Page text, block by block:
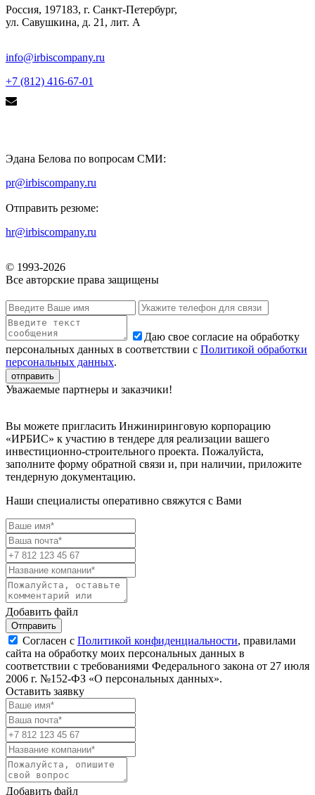
Россия, 197183, г. Санкт-Петербург,
ул. Савушкина, д. 21, лит. А
info@irbiscompany.ru
+7 (812) 416-67-01
Эдана Белова по вопросам СМИ:
pr@irbiscompany.ru
Отправить резюме:
hr@irbiscompany.ru
© 1993-2026
Все авторские права защищены
Даю свое согласие на обработку
персональных данных в соответствии с Политикой обработки
персональных данных.
Уважаемые партнеры и заказчики!
Вы можете пригласить Инжиниринговую корпорацию
«ИРБИС» к участию в тендере для реализации вашего
инвестиционно-строительного проекта. Пожалуйста,
заполните форму обратной связи и, при наличии, приложите
тендерную документацию.
Наши специалисты оперативно свяжутся с Вами
Добавить файл
Отправить
Согласен с Политикой конфиденциальности, правилами
сайта на обработку моих персональных данных в
соответствии с требованиями Федерального закона от 27 июля
2006 г. №152-ФЗ «О персональных данных».
Оставить заявку
Добавить файл